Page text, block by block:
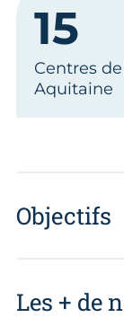
15
Centres
Aquitaine
Objectifs
Les + de